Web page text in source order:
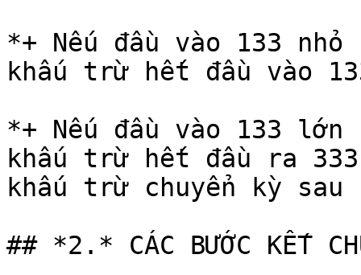
*+ Nếu đầu vào 133
khấu trừ hết đầu vào
*+ Nếu đầu vào 133 lớn
khấu trừ hết đầu ra
khấu trừ chuyển kỳ
## *2.* CÁC BƯỚC KẾT